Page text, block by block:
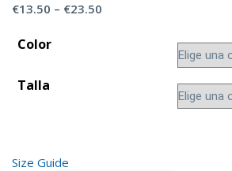
€13.50 – €23.50
Color
Talla
Size Guide